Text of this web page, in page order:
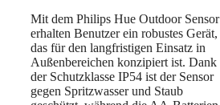
Mit dem Philips Hue Outdoor Sensor
erhalten Benutzer ein robustes Gerät,
das für den langfristigen Einsatz in
Außenbereichen konzipiert ist. Dank
der Schutzklasse IP54 ist der Sensor
gegen Spritzwasser und Staub